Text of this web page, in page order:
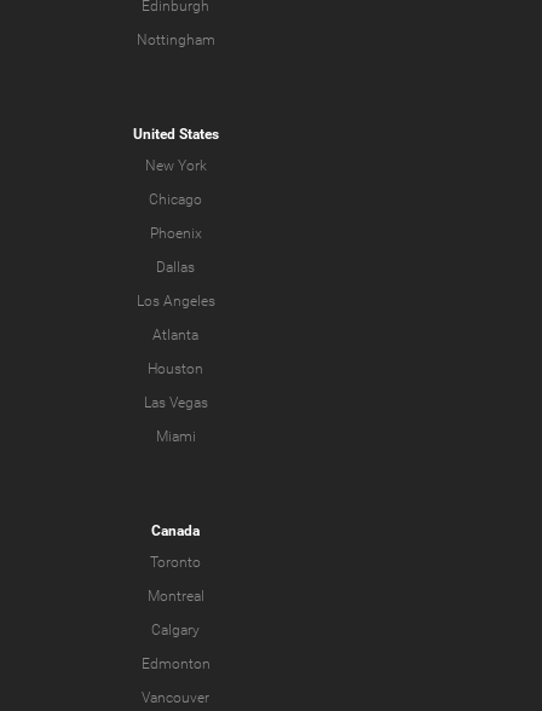
Edinburgh
Nottingham
United States
New York
Chicago
Phoenix
Dallas
Los Angeles
Atlanta
Houston
Las Vegas
Miami
Canada
Toronto
Montreal
Calgary
Edmonton
Vancouver